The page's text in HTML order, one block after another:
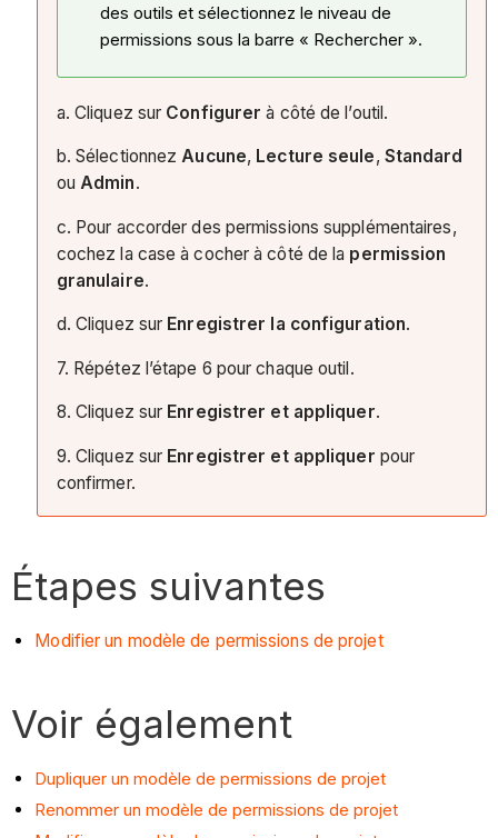
des outils et sélectionnez le niveau de
permissions sous la barre « Rechercher ».
a. Cliquez sur Configurer à côté de l’outil.
b. SélectionnezAucune, Lecture seule, Standard
ouAdmin.
c. Pour accorder des permissions supplémentaires,
cochez la case à cocher à côté de la permission
granulaire.
d. Cliquez sur Enregistrer la configuration.
7. Répétez l’étape 6 pour chaque outil.
8. Cliquez sur Enregistrer et appliquer.
9. Cliquez sur Enregistrer et appliquer pour
confirmer.
Étapes suivantes
Modifier un modèle de permissions de projet
Voir également
Dupliquer un modèle de permissions de projet
Renommer un modèle de permissions de projet